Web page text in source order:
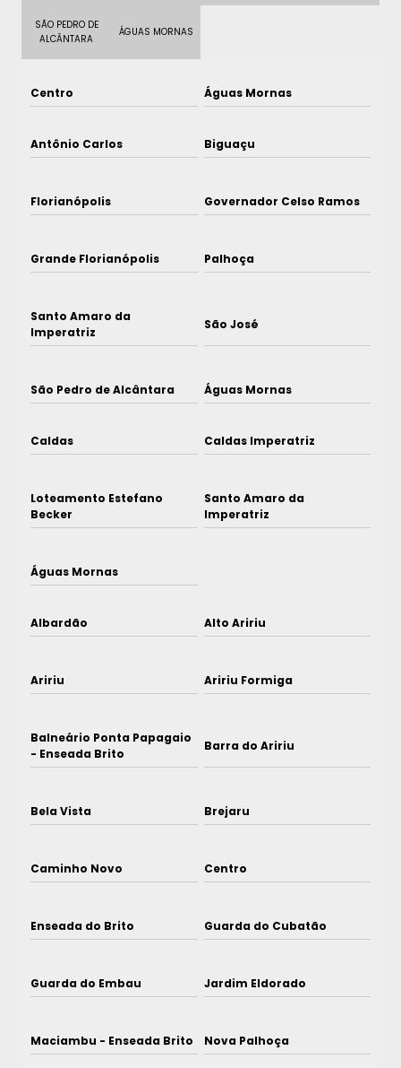
SÃO PEDRO DE
ALCÂNTARA
ÁGUAS MORNAS
Centro Águas Mornas
Antônio Carlos Biguaçu
Florianópolis Governador Celso Ramos
Grande Florianópolis Palhoça
Santo Amaro da
Imperatriz
São José
São Pedro de Alcântara Águas Mornas
Caldas Caldas Imperatriz
Loteamento Estefano
Becker
Santo Amaro da
Imperatriz
Águas Mornas
Albardão Alto Aririu
Aririu Aririu Formiga
Balneário Ponta Papagaio
- Enseada Brito
Barra do Aririu
Bela Vista Brejaru
Caminho Novo Centro
Enseada do Brito Guarda do Cubatão
Guarda do Embau Jardim Eldorado
Maciambu - Enseada Brito Nova Palhoça